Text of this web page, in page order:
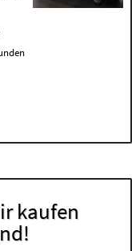
kaufen